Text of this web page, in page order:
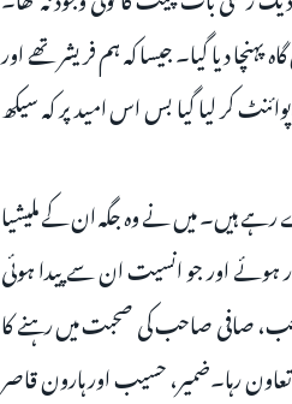
دیا گیا۔ جیسا کہ ہم فریشر تھے اور
کر لیا گیا بس اس امید پر کہ سیکھ
رہے ہیں۔ میں نے وہ جگہ ان کے ملیشیا
اور جو انسیت ان سے پیدا ہوئی
صافی صاحب کی صحبت میں رہنے کا
تعاون رہا۔ضمیر، حسیب اور ہارون قاصر